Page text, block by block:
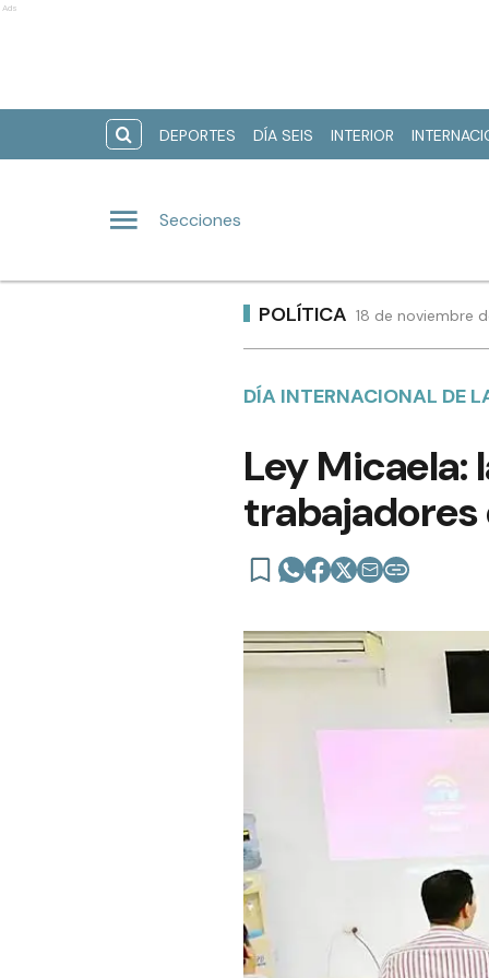
Ads
DEPORTES DÍA SEIS INTERIOR
Secciones
POLÍTICA 18 de noviembre
DÍA INTERNACIONAL DE
Ley Micaela:
trabajadores